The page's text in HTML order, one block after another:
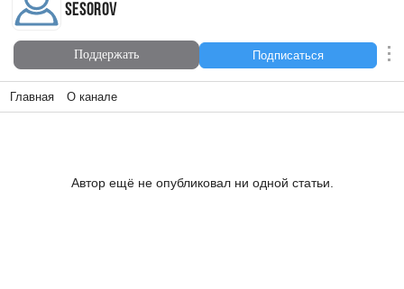
sesorov
Поддержать Подписаться
Главная О канале
Автор ещё не опубликовал ни одной статьи.